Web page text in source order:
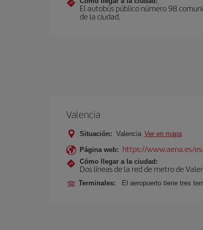
El autobús público número 98
de la ciudad.
Valencia
Situación: Valencia Ver en mapa
Página web: https://www.aena.es/
Cómo llegar a la ciudad:
Dos líneas de la red de metro de
Terminales: El aeropuerto tiene tres